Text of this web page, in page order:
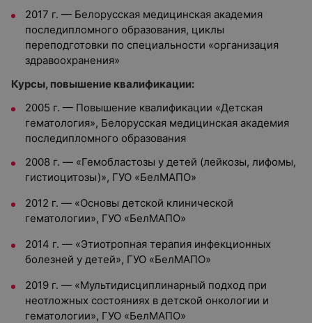
2017 г. — Белорусская медицинская академия
последипломного образования, циклы
переподготовки по специальности «организация
здравоохранения»
Курсы, повышение квалификации:
2005 г. — Повышение квалификации «Детская
гематология», Белорусская медицинская академия
последипломного образования
2008 г. — «Гемобластозы у детей (лейкозы, лифомы,
гистиоцитозы)», ГУО «БелМАПО»
2012 г. — «Основы детской клинической
гематологии», ГУО «БелМАПО»
2014 г. — «Этиотропная терапия инфекционных
болезней у детей», ГУО «БелМАПО»
2019 г. — «Мультидисциплинарный подход при
неотложных состояниях в детской онкологии и
гематологии», ГУО «БелМАПО»